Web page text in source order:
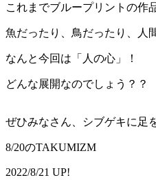
これまでブループリントの作
魚だったり、鳥だったり、人
なんと今回は「人の心」！
どんな展開なのでしょう？？
ぜひみなさん、シブゲキに足
8/20のTAKUMIZM
2022/8/21 UP!